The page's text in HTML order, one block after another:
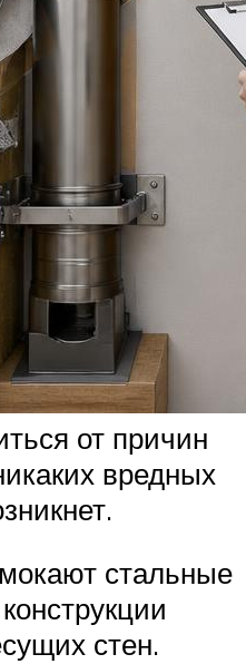
от причин
вредных
стальные
стен.